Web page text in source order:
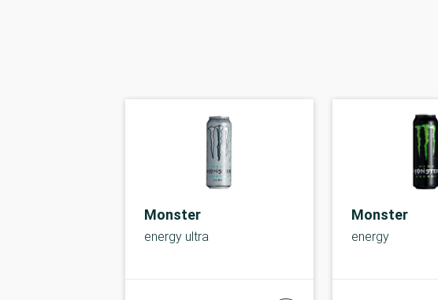
Monster
energy ultra
Monster
energy